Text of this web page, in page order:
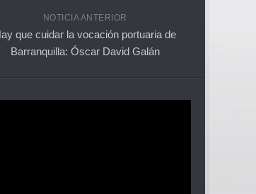
NOTICIA ANTERIOR
que cuidar la vocación portuaria de
Barranquilla: Óscar David Galán